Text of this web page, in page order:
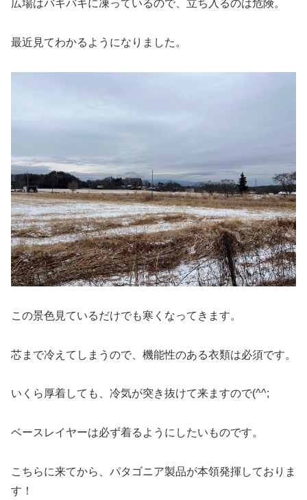
広場はバキバキに凍っているので、立ち入るのは危険。
最近見てわかるようになりました。
この景色見ているだけでも寒くなってきます。
芯まで冷えてしまうので、機能性のある衣類は必須です。
いくら厚着しても、冷気が突き抜けて来ますので(^^;
ベースレイヤーは必ず着るようにしたいものです。
こちらに来てから、パタゴニア製品が本領発揮しておりま
す！